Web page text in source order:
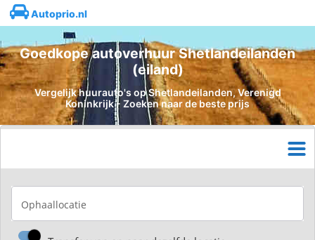
Autoprio.nl
Goedkope autoverhuur Shetlandeilanden
(eiland)
Vergelijk huurauto's op Shetlandeilanden, Verenigd
Koninkrijk - Zoeken naar de beste prijs
Ophaallocatie